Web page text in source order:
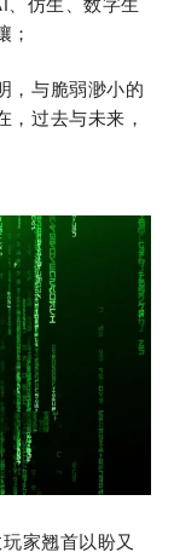
；
，与脆弱渺小的
，过去与未来，
家翘首以盼又